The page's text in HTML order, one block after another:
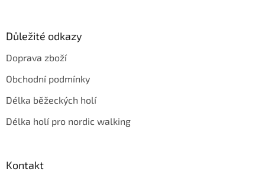
Důležité odkazy
Doprava zboží
Obchodní podmínky
Délka běžeckých holí
Délka holí pro nordic walking
Kontakt